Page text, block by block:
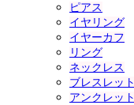
ピアス
イヤリング
イヤーカフ
リング
ネックレス
ブレスレット
アンクレット